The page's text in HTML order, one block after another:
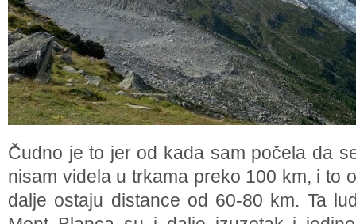
Čudno je to jer od kada sam počela da
nisam videla u trkama preko 100 km, i to
dalje ostaju distance od 60-80 km. Ta